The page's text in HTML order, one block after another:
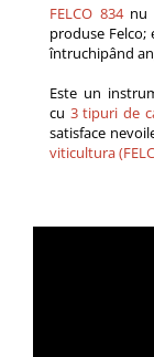
FELCO 834nu
produse
întruchipând
Este un
cu 3 tipuri de
satisface
viticultura